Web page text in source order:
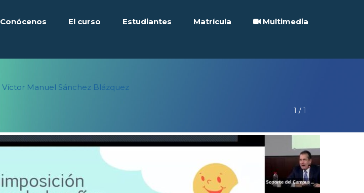
Conóceno El curso Estudiante Matrícula Multimedia
1 / 1
Víctor Manuel Sánchez Blázquez